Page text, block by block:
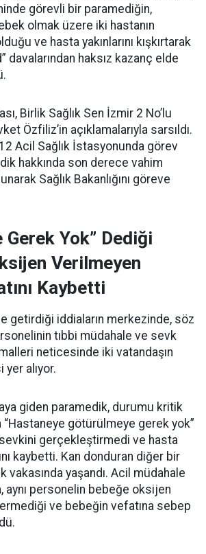
görevli bir paramediğin,
olmak üzere iki hastanın
ve hasta yakınlarını kışkırtarak
davalarından haksız kazanç elde
Birlik Sağlık Sen İzmir 2 No’lu
Özfiliz’in açıklamalarıyla sarsıldı.
Acil Sağlık İstasyonunda görev
hakkında son derece vahim
Sağlık Bakanlığını göreve
Gerek Yok” Dediği
Verilmeyen
Kaybetti
getirdiği iddiaların merkezinde, söz
tıbbi müdahale ve sevk
neticesinde iki vatandaşın
yer alıyor.
giden paramedik, durumu kritik
götürülmeye gerek yok”
gerçekleştirmedi ve hasta
kaybetti. Kan donduran diğer bir
vakasında yaşandı. Acil müdahale
aynı personelin bebeğe oksijen
ve bebeğin vefatına sebep